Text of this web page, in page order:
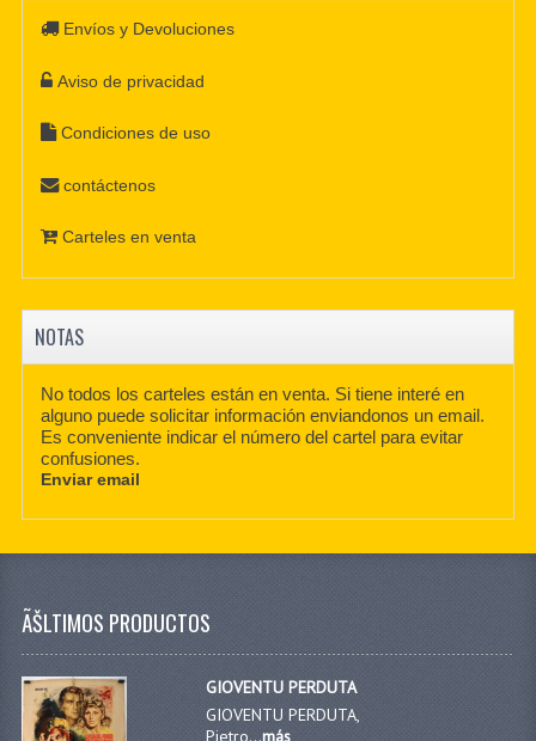
Envíos y Devoluciones
Aviso de privacidad
Condiciones de uso
contáctenos
Carteles en venta
NOTAS
No todos los carteles están en venta. Si tiene interé en
alguno puede solicitar información enviandonos un email.
Es conveniente indicar el número del cartel para evitar
confusiones.
Enviar email
ÃŠLTIMOS PRODUCTOS
GIOVENTU PERDUTA
GIOVENTU PERDUTA,
Pietro...más